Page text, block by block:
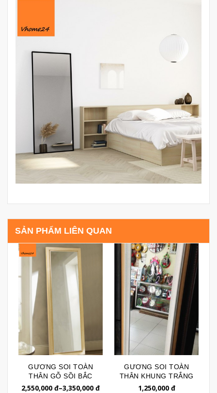
SẢN PHẨM LIÊN QUAN
GƯƠNG SOI TOÀN
THÂN GỖ SỒI BẮC
MỸ NHẬP KHẨU
2,550,000 đ–3,350,000 đ
GƯƠNG SOI TOÀN
THÂN KHUNG TRẮNG
HỌA TIẾT NỔI
1,250,000đ